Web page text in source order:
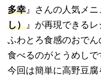
多幸 』さんの人気メニ
し） 』が再現できるレ
ふわとろ食感のおで
食べるのがとうめしで
今回は簡単に高野豆